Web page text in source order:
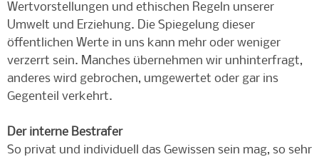
Wertvorstellungen und ethischen Regeln unserer
Umwelt und Erziehung. Die Spiegelung dieser
öffentlichen Werte in uns kann mehr oder weniger
verzerrt sein. Manches übernehmen wir unhinterfragt,
anderes wird gebrochen, umgewertet oder gar ins
Gegenteil verkehrt.
Der interne Bestrafer
So privat und individuell das Gewissen sein mag, so sehr